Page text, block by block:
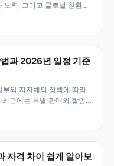
노력, 그리고 글로벌 친환경
과 2026년 일정 기준
와 지자체의 정책에 따라
근에는 특별 판매와 할인
자격 차이 쉽게 알아보